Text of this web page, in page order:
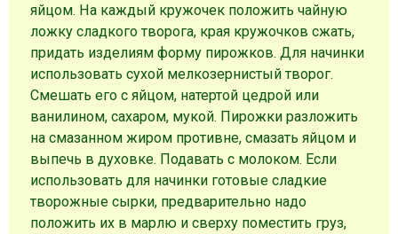
яйцом. На каждый кружочек положить чайную
ложку сладкого творога, края кружочков сжать,
придать изделиям форму пирожков. Для начинки
использовать сухой мелкозернистый творог.
Смешать его с яйцом, натертой цедрой или
ванилином, сахаром, мукой. Пирожки разложить
на смазанном жиром противне, смазать яйцом и
выпечь в духовке. Подавать с молоком. Если
использовать для начинки готовые сладкие
творожные сырки, предварительно надо
положить их в марлю и сверху поместить груз,